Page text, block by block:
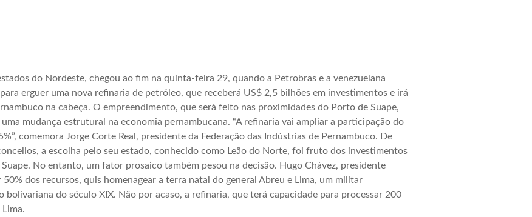
do Nordeste, chegou ao fim na quinta-feira 29, quando a Petrobras e a venezuelana
erguer uma nova refinaria de petróleo, que receberá US$ 2,5 bilhões em investimentos e irá
na cabeça. O empreendimento, que será feito nas proximidades do Porto de Suape,
mudança estrutural na economia pernambucana. “A refinaria vai ampliar a participação do
comemora Jorge Corte Real, presidente da Federação das Indústrias de Pernambuco. De
a escolha pelo seu estado, conhecido como Leão do Norte, foi fruto dos investimentos
No entanto, um fator prosaico também pesou na decisão. Hugo Chávez, presidente
dos recursos, quis homenagear a terra natal do general Abreu e Lima, um militar
do século XIX. Não por acaso, a refinaria, que terá capacidade para processar 200